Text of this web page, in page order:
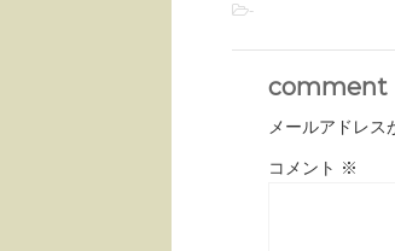
-
comment
メールアドレス
コメント ※